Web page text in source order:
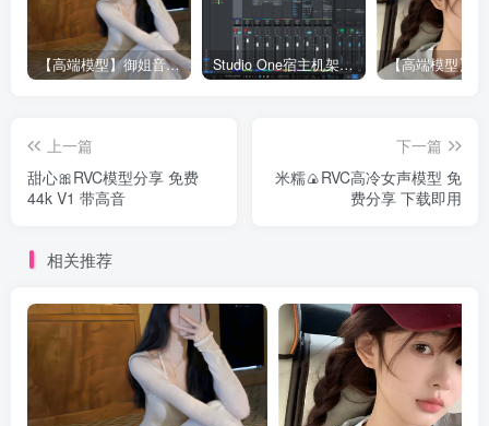
【高端模型】御姐音RVC模型 多个精品模型合并 支持唱歌 Studio One宿主机架精调效果-已设置RVC接入接口（包含插件包）
上一篇
甜心🎀RVC模型分享 免费
44k V1 带高音
下一篇
米糯🍙RVC高冷女声模型 免
费分享 下载即用
相关推荐